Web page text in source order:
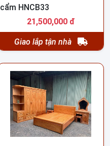
cẩm HNCB33
21,500,000 đ
Giao lắp tận nhà